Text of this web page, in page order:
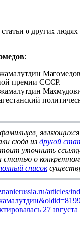
о других
:
премии СССР.
сюда из другой
уточнить ссылку
статью о конкретном
список
articles/
27